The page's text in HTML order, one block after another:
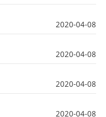
2020-04-08
2020-04-08
2020-04-08
2020-04-08